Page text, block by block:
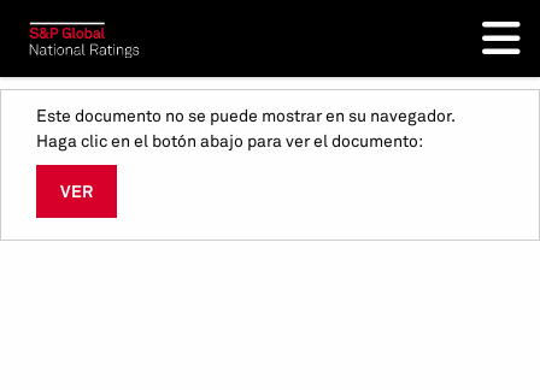
Este documento no se puede mostrar en su navegador.
Haga clic en el botón abajo para ver el documento:
VER